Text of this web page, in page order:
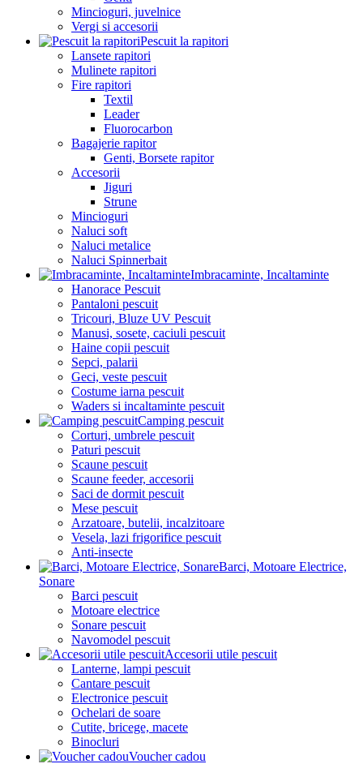
Mincioguri, juvelnice
Vergi si accesorii
Pescuit la rapitori
Lansete rapitori
Mulinete rapitori
Fire rapitori
Textil
Leader
Fluorocarbon
Bagajerie rapitor
Genti, Borsete rapitor
Accesorii
Jiguri
Strune
Mincioguri
Naluci soft
Naluci metalice
Naluci Spinnerbait
Imbracaminte, Incaltaminte
Hanorace Pescuit
Pantaloni pescuit
Tricouri, Bluze UV Pescuit
Manusi, sosete, caciuli pescuit
Haine copii pescuit
Sepci, palarii
Geci, veste pescuit
Costume iarna pescuit
Waders si incaltaminte pescuit
Camping pescuit
Corturi, umbrele pescuit
Paturi pescuit
Scaune pescuit
Scaune feeder, accesorii
Saci de dormit pescuit
Mese pescuit
Arzatoare, butelii, incalzitoare
Vesela, lazi frigorifice pescuit
Anti-insecte
Barci, Motoare Electrice,
Sonare
Barci pescuit
Motoare electrice
Sonare pescuit
Navomodel pescuit
Accesorii utile pescuit
Lanterne, lampi pescuit
Cantare pescuit
Electronice pescuit
Ochelari de soare
Cutite, bricege, macete
Binocluri
Voucher cadou